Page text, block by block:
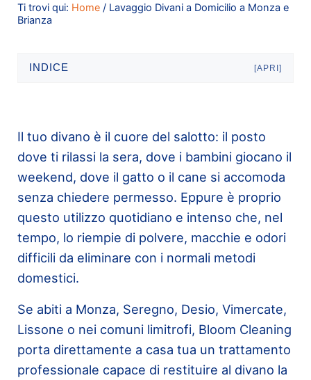
Ti trovi qui: Home /Lavaggio Divani a Domicilio a Monza e
Brianza
INDICE [APRI]
Il tuo divano è il cuore del salotto: il posto
dove ti rilassi la sera, dove i bambini giocano il
weekend, dove il gatto o il cane si accomoda
senza chiedere permesso. Eppure è proprio
questo utilizzo quotidiano e intenso che, nel
tempo, lo riempie di polvere, macchie e odori
difficili da eliminare con i normali metodi
domestici.
Se abiti a Monza, Seregno, Desio, Vimercate,
Lissone o nei comuni limitrofi, Bloom Cleaning
porta direttamente a casa tua un trattamento
professionale capace di restituire al divano la